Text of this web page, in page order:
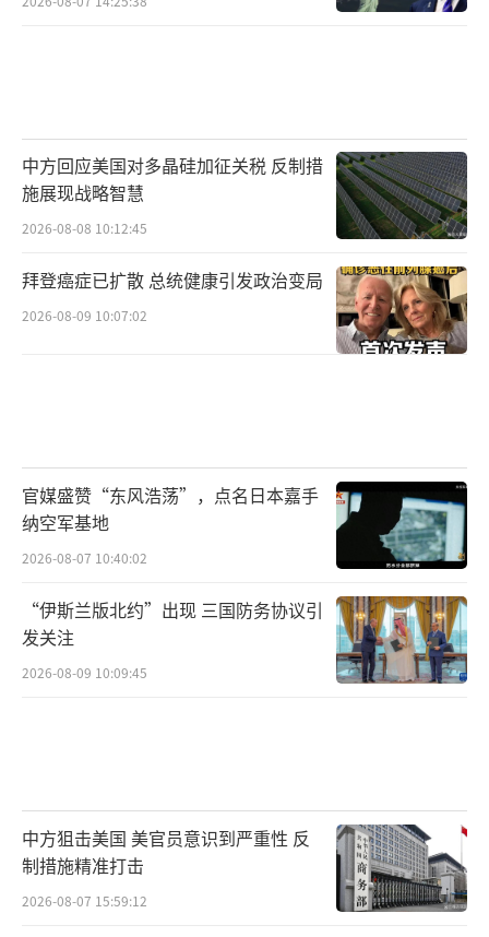
中方回应美国对多晶硅加征关税 反制措
施展现战略智慧
2026-08-08 10:12:45
拜登癌症已扩散 总统健康引发政治变局
2026-08-09 10:07:02
官媒盛赞“东风浩荡”，点名日本嘉手
纳空军基地
2026-08-07 10:40:02
“伊斯兰版北约”出现 三国防务协议引
发关注
2026-08-09 10:09:45
中方狙击美国 美官员意识到严重性 反
制措施精准打击
2026-08-07 15:59:12